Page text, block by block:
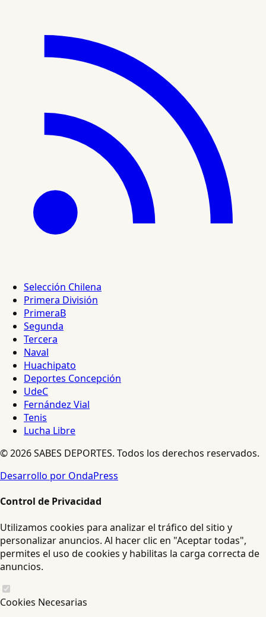
Selección Chilena
Primera División
PrimeraB
Segunda
Tercera
Naval
Huachipato
Deportes Concepción
UdeC
Fernández Vial
Tenis
Lucha Libre
© 2026 SABES DEPORTES. Todos los derechos reservados.
Desarrollo por OndaPress
Control de Privacidad
Utilizamos cookies para analizar el tráfico del sitio y
personalizar anuncios. Al hacer clic en "Aceptar todas",
permites el uso de cookies y habilitas la carga correcta de
anuncios.
Cookies Necesarias